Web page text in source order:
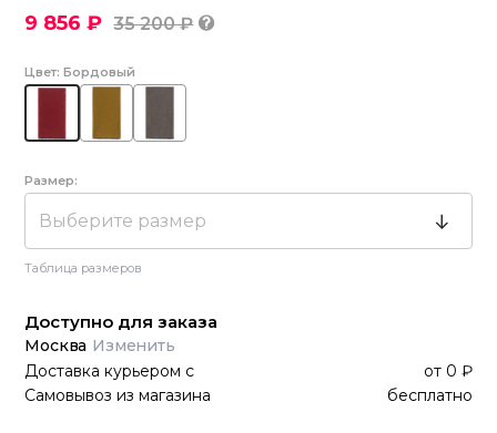
9 856 ₽ 35 200 ₽
Цвет: Бордовый
Размер:
Выберите размер
Таблица размеров
Доступно для заказа
Москва Изменить
Доставка курьером с от 0 ₽
Самовывоз из магазина
бесплатно